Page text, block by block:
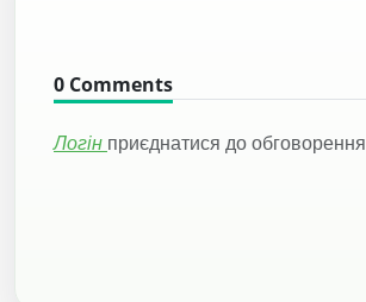
0 Comments
Логін приєднатися до обговорення